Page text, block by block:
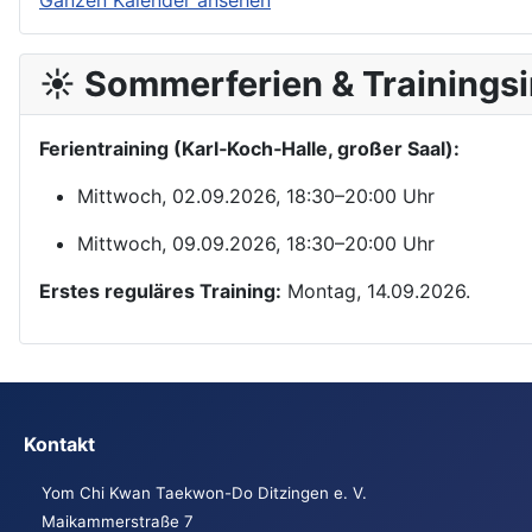
☀️ Sommerferien &
Ferientraining (Karl‑Koch‑Halle, großer Saal):
Mittwoch, 02.09.2026, 18:30–20:00 Uhr
Mittwoch, 09.09.2026, 18:30–20:00 Uhr
Erstes reguläres Training: Montag, 14.09.2026.
Kontakt
Yom Chi Kwan Taekwon-Do Ditzingen e. V.
Maikammerstraße 7